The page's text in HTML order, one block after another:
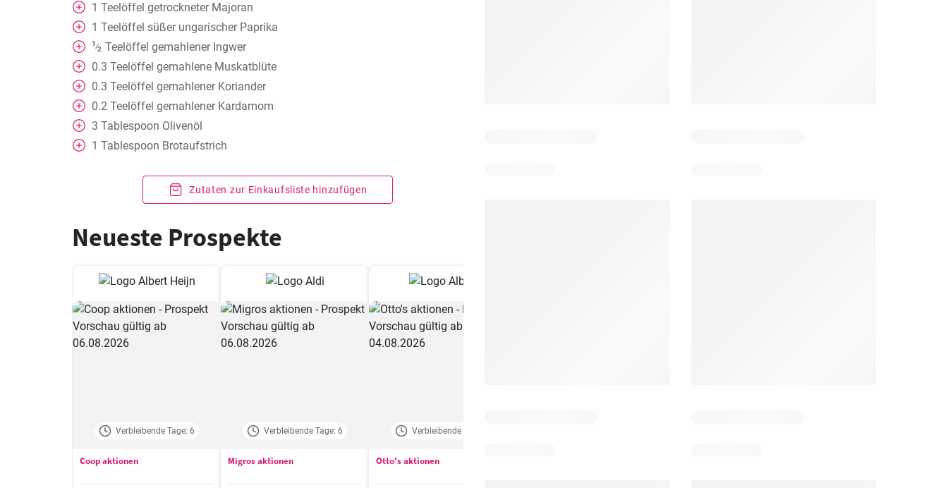
1 Teelöffel getrockneter Majoran
1 Teelöffel süßer ungarischer Paprika
1⁄2 Teelöffel gemahlener Ingwer
0.3 Teelöffel gemahlene Muskatblüte
0.3 Teelöffel gemahlener Koriander
0.2 Teelöffel gemahlener Kardamom
3 Tablespoon Olivenöl
1 Tablespoon Brotaufstrich
Zutaten zur Einkaufsliste hinzufügen
Neueste Prospekte
Verbleibende Tage: 6
Coop aktionen
Verbleibende Tage: 6
Migros aktionen
Verbleibende Tage: 4
Otto's aktionen